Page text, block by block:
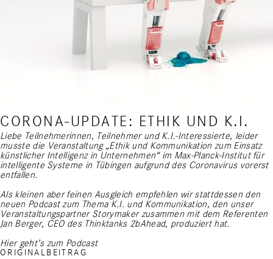
CORONA-UPDATE: ETHIK UND K.I.
Liebe Teilnehmerinnen, Teilnehmer und K.I.-Interessierte, leider
musste die Veranstaltung „Ethik und Kommunikation zum Einsatz
künstlicher Intelligenz in Unternehmen“ im Max-Planck-Institut für
intelligente Systeme in Tübingen aufgrund des Coronavirus vorerst
entfallen.
Als kleinen aber feinen Ausgleich empfehlen wir stattdessen den
neuen Podcast zum Thema K.I. und Kommunikation, den unser
Veranstaltungspartner Storymaker zusammen mit dem Referenten
Jan Berger, CEO des Thinktanks 2bAhead, produziert hat.
Hier geht’s zum Podcast
ORIGINALBEITRAG